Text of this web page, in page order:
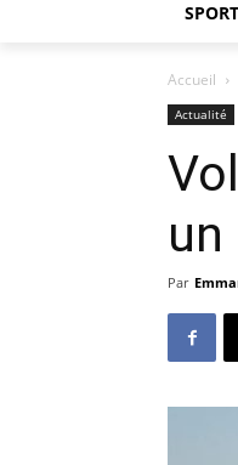
SPORT
Accueil
Actualité
Par